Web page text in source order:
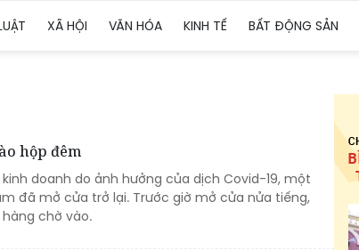
XÃ HỘI VĂN HÓA KINH TẾ BẤT ĐỘNG SẢN
hộp đêm
doanh do ảnh hưởng của dịch Covid-19, một
đã mở cửa trở lại. Trước giờ mở cửa nửa tiếng,
chờ vào.